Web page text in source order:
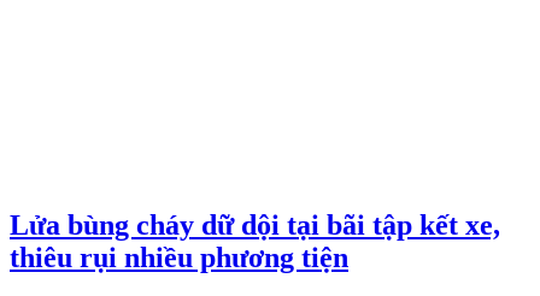
Lửa bùng cháy dữ dội tại bãi tập kết xe,
thiêu rụi nhiều phương tiện